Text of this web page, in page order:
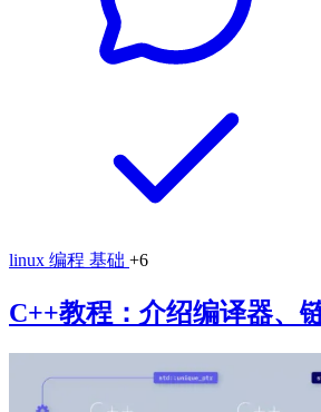
linux 编程 基础 +6
C++教程：介绍编译器、